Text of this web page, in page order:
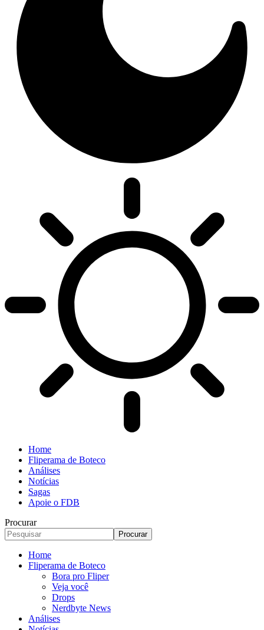
Home
Fliperama de Boteco
Análises
Notícias
Sagas
Apoie o FDB
Procurar
Home
Fliperama de Boteco
Bora pro Fliper
Veja você
Drops
Nerdbyte News
Análises